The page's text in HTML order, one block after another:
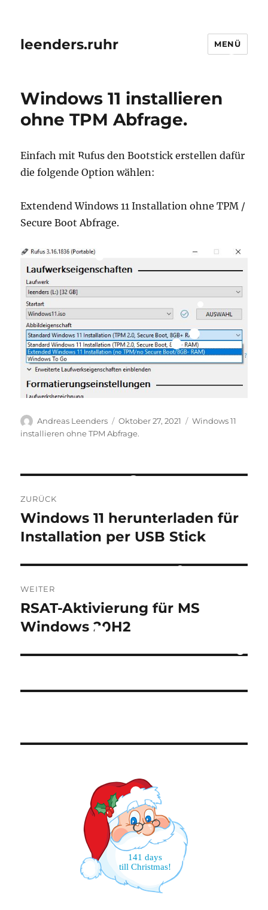
leenders.ruhr MENÜ
Windows 11 installieren
ohne TPM Abfrage.
Einfach mit Rufus den Bootstick erstellen dafür
die folgende Option wählen:
Extendend Windows 11 Installation ohne TPM /
Secure Boot Abfrage.
Autor
Andreas Leenders
Veröffentlicht
am
Oktober 27, 2021 Schlagwörter
Windows 11
installieren ohne TPM Abfrage.
ZURÜCK
Vorheriger
Beitrag:
Windows 11 herunterladen für
Installation per USB Stick
WEITER
Nächster
Beitrag:
RSAT-Aktivierung für MS
Windows 20H2
141 days
till Christmas!